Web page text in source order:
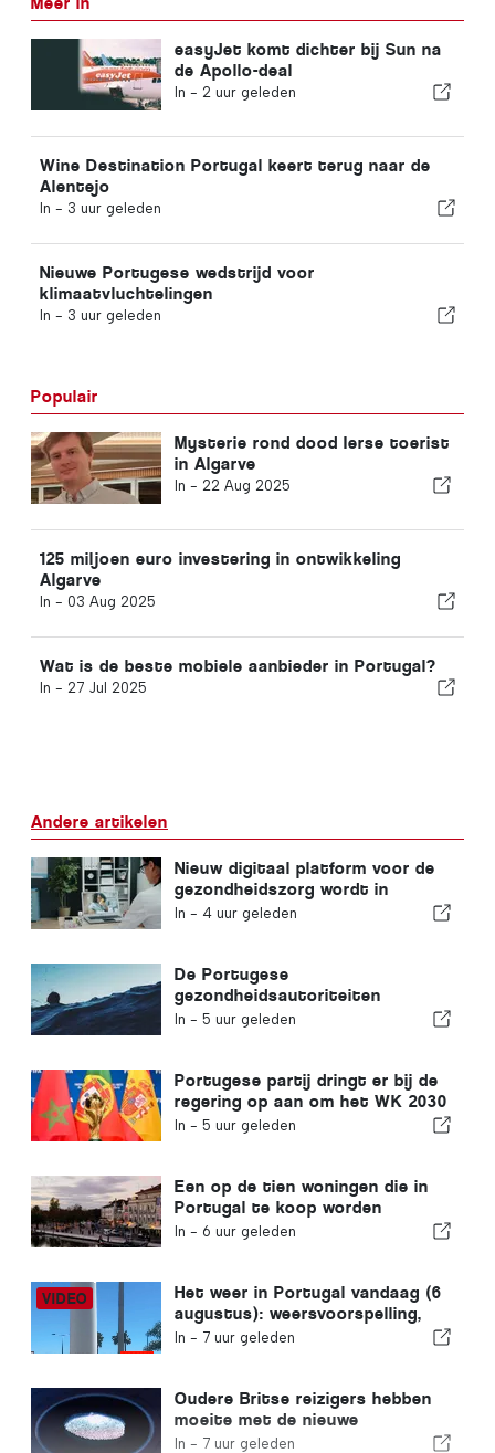
easyJet komt dichter bij Sun na
de Apollo-deal
In - 2 uur geleden
Wine Destination Portugal keert terug naar de
Alentejo
In - 3 uur geleden
Nieuwe Portugese wedstrijd voor
klimaatvluchtelingen
In - 3 uur geleden
Populair
Mysterie rond dood Ierse toerist
in Algarve
In - 22 Aug 2025
125 miljoen euro investering in ontwikkeling
Algarve
In - 03 Aug 2025
Wat is de beste mobiele aanbieder in Portugal?
In - 27 Jul 2025
Andere artikelen
Nieuw digitaal platform voor de
gezondheidszorg wordt in
Portugal gelanceerd
In - 4 uur geleden
De Portugese
gezondheidsautoriteiten
waarschuwen voor de gevaren
In - 5 uur geleden
Portugese partij dringt er bij de
regering op aan om het WK 2030
in Marokko te heroverwegen
In - 5 uur geleden
Een op de tien woningen die in
Portugal te koop worden
aangeboden, wordt binnen een
In - 6 uur geleden
Het weer in Portugal vandaag (6
augustus): weersvoorspelling,
temperaturen en wat je kunt
In - 7 uur geleden
Oudere Britse reizigers hebben
moeite met de nieuwe
vingerafdrukcontroles van de
In - 7 uur geleden